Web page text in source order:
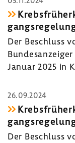
Der Beschluss
Januar 2025 in
26.09.2024
Der Beschluss